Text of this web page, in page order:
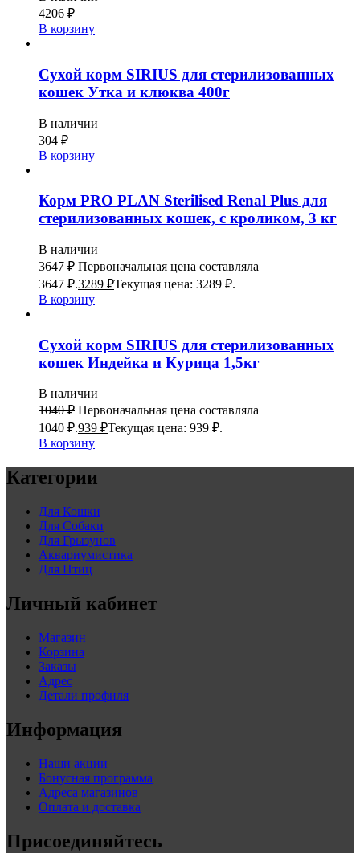
4206 ₽
В корзину
Сухой корм SIRIUS для стерилизованных
кошек Утка и клюква 400г
В наличии
304 ₽
В корзину
Корм PRO PLAN Sterilised Renal Plus для
стерилизованных кошек, с кроликом, 3 кг
В наличии
3647₽ Первоначальная цена составляла
3647 ₽.3289 ₽Текущая цена: 3289 ₽.
В корзину
Сухой корм SIRIUS для стерилизованных
кошек Индейка и Курица 1,5кг
В наличии
1040₽ Первоначальная цена составляла
1040 ₽.939 ₽Текущая цена: 939 ₽.
В корзину
Категории
Для Кошки
Для Собаки
Для Грызунов
Аквариумистика
Для Птиц
Личный кабинет
Магазин
Корзина
Заказы
Адрес
Детали профиля
Информация
Наши акции
Бонусная программа
Адреса магазинов
Оплата и доставка
Присоединяйтесь